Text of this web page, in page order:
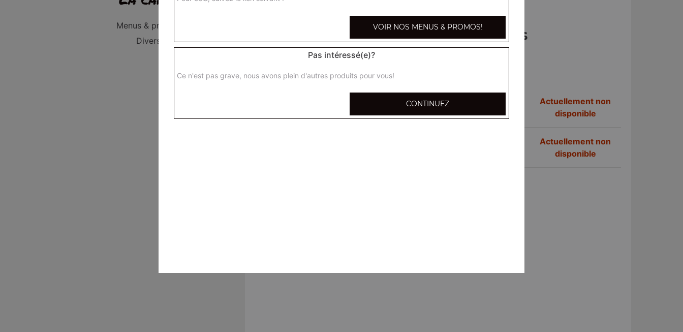
Menus & promos
Divers
Bières
Actuellement non
disponible
Actuellement non
disponible
VOIR NOS MENUS & PROMOS!
Pas intéressé(e)?
Ce n'est pas grave, nous avons plein d'autres produits pour vous!
CONTINUEZ